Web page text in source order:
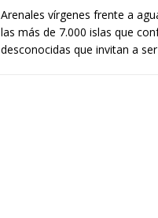
Arenales vírgenes frente a
las más de 7.000 islas que
desconocidas que invitan a